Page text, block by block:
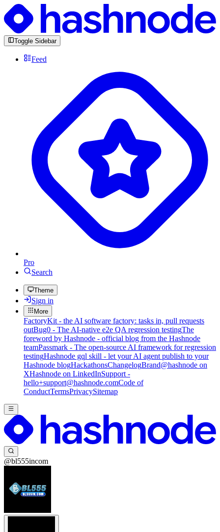
Toggle Sidebar
Feed
Pro
Search
Theme
Sign in
More
FactoryKit - the AI software factory: tasks in, pull requests
outBug0 - The AI-native e2e QA regression testingThe
foreword by Hashnode - official blog from the Hashnode
teamPassmark - The open-source AI framework for regression
testingHashnode gql skill - let your AI agent publish to your
Hashnode blogHackathonsChangelogBrand@hashnode on
XHashnode on LinkedInSupport -
hello+support@hashnode.comCode of
ConductTermsPrivacySitemap
@bl555incom